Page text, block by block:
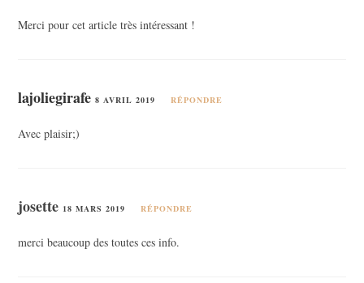
Merci pour cet article très intéressant !
lajoliegirafe 8 AVRIL 2019 RÉPONDRE
Avec plaisir;)
josette 18 MARS 2019 RÉPONDRE
merci beaucoup des toutes ces info.